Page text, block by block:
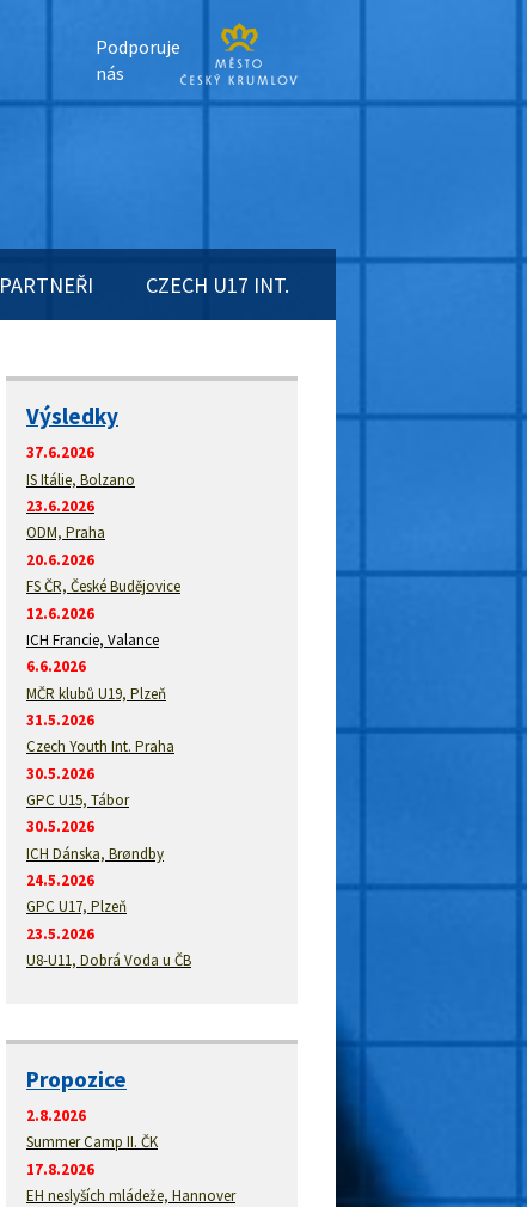
Podporuje
nás
PARTNEŘI CZECH U17 INT.
Výsledky
37.6.2026
IS Itálie, Bolzano
23.6.2026
ODM, Praha
20.6.2026
FS ČR, České Budějovice
12.6.2026
ICH Francie, Valance
6.6.2026
MČR klubů U19, Plzeň
31.5.2026
Czech Youth Int. Praha
30.5.2026
GPC U15, Tábor
30.5.2026
ICH Dánska, Brøndby
24.5.2026
GPC U17, Plzeň
23.5.2026
U8-U11, Dobrá Voda u ČB
Propozice
2.8.2026
Summer Camp II. ČK
17.8.2026
EH neslyších mládeže, Hannover